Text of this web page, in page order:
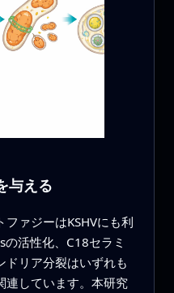
与える
ァジーはKSHVにも利
活性化、C18セラミ
ドリア分裂はいずれも
連しています。本研究